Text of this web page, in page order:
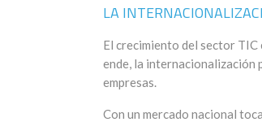
LA
El crecimiento del sector
ende, la internacionalización
empresas.
Con un mercado nacional